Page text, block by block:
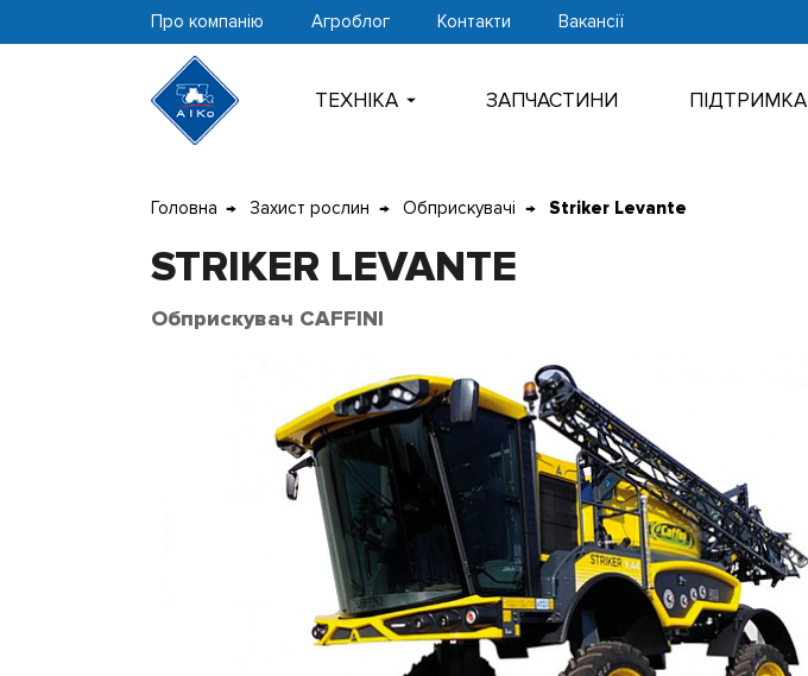
Про компанію Агроблог Контакти Вакансії
ТЕХНIКА ЗАПЧАСТИНИ ПІДТРИМКА
Головна Захист рослин Обприскувачі Striker Levante
STRIKER LEVANTE
Обприскувач CAFFINI